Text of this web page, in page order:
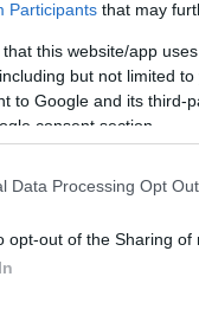
Participants that may
that this website/app
but not limited
to Google and its third-
consent section.
Data Processing Opt
opt-out of the Sharing of
για τον καρκίνο
θεραπεία και